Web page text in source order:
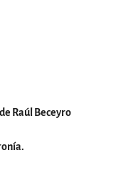
Raúl Beceyro